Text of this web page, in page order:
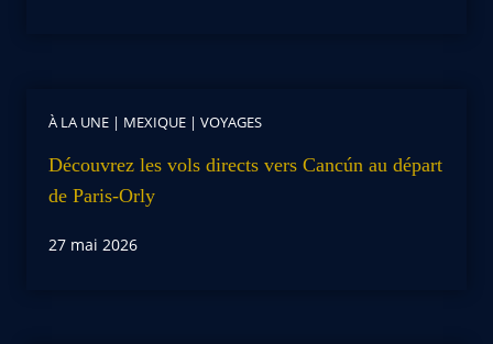
À LA UNE | MEXIQUE | VOYAGES
Découvrez les vols directs vers Cancún au départ
de Paris-Orly
27 mai 2026